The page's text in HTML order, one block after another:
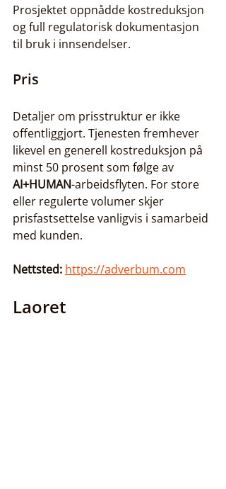
Prosjektet oppnådde kostreduksjon
og full regulatorisk dokumentasjon
til bruk i innsendelser.
Pris
Detaljer om prisstruktur er ikke
offentliggjort. Tjenesten fremhever
likevel en generell kostreduksjon på
minst 50 prosent som følge av
AI+HUMAN-arbeidsflyten. For store
eller regulerte volumer skjer
prisfastsettelse vanligvis i samarbeid
med kunden.
Nettsted: https://adverbum.com
Laoret